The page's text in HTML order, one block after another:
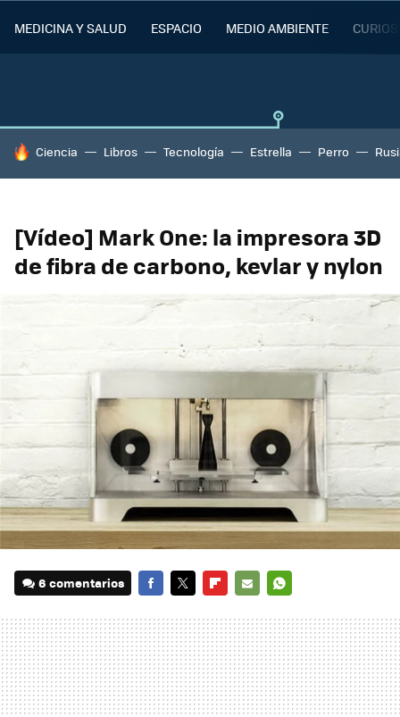
MEDICINA Y SALUD ESPACIO MEDIO AMBIENTE
HOY SE HABLA DE
Ciencia Libros Tecnología Estrella Perro
[Vídeo] Mark One: la impresora 3D
de fibra de carbono, kevlar y nylon
6 comentarios
MAIL